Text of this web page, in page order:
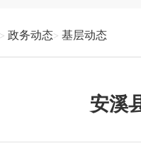
政务动态 基层动态
安溪